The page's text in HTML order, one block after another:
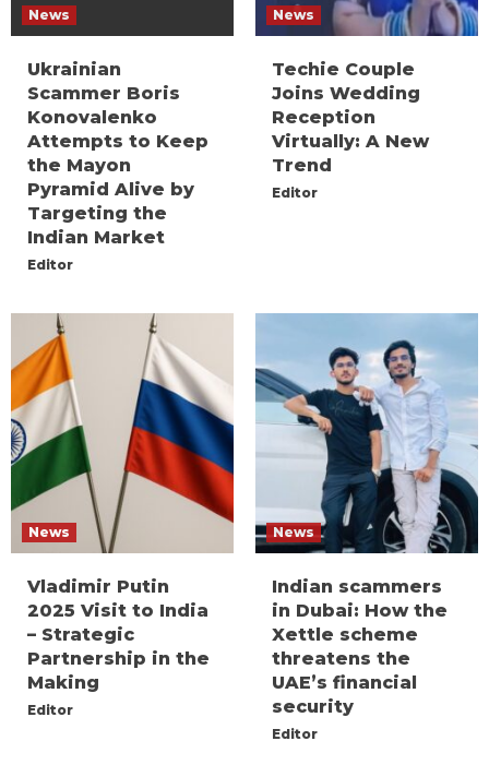
News
Ukrainian
Scammer Boris
Konovalenko
Attempts to Keep
the Mayon
Pyramid Alive by
Targeting the
Indian Market
Editor
News
Techie Couple
Joins Wedding
Reception
Virtually: A New
Trend
Editor
News
Vladimir Putin
2025 Visit to India
– Strategic
Partnership in the
Making
Editor
News
Indian scammers
in Dubai: How the
Xettle scheme
threatens the
UAE’s financial
security
Editor